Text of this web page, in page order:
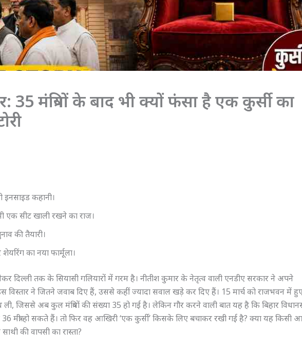
35 मंत्रियों के बाद भी क्यों फंसा है एक कुर्सी का
इनसाइड कहानी।
एक सीट खाली रखने का राज।
की तैयारी।
का नया फार्मूला।
दिल्ली तक के सियासी गलियारों में गरम है। नीतीश कुमार के नेतृत्व वाली एनडीए सरकार ने अपने
इस विस्तार ने जितने जवाब दिए हैं, उससे कहीं ज्यादा सवाल खड़े कर दिए हैं। 15 मार्च को राजभवन में
ली, जिससे अब कुल मंत्रियों की संख्या 35 हो गई है। लेकिन गौर करने वाली बात यह है कि बिहार
मंत्री हो सकते हैं। तो फिर वह आखिरी ‘एक कुर्सी’ किसके लिए बचाकर रखी गई है? क्या यह किसी
की वापसी का रास्ता?